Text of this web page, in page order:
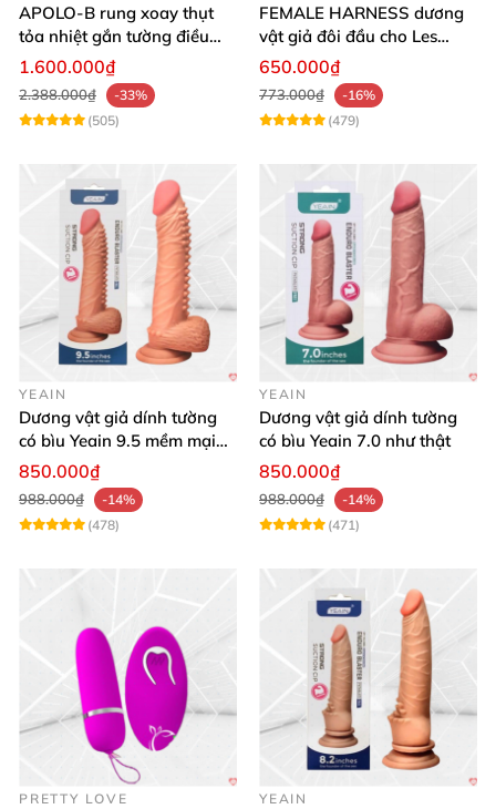
APOLO-B rung xoay thụt
tỏa nhiệt gắn tường điều
khiển từ xa đa chế độ
1.600.000₫
2.388.000₫
-33%
(505)
FEMALE HARNESS dương
vật giả đôi đầu cho Les
massage cực sướng
650.000₫
773.000₫
-16%
(479)
YEAIN
Dương vật giả dính tường
có bìu Yeain 9.5 mềm mại
thật
850.000₫
988.000₫
-14%
(478)
YEAIN
Dương vật giả dính tường
có bìu Yeain 7.0 như thật
850.000₫
988.000₫
-14%
(471)
PRETTY LOVE YEAIN